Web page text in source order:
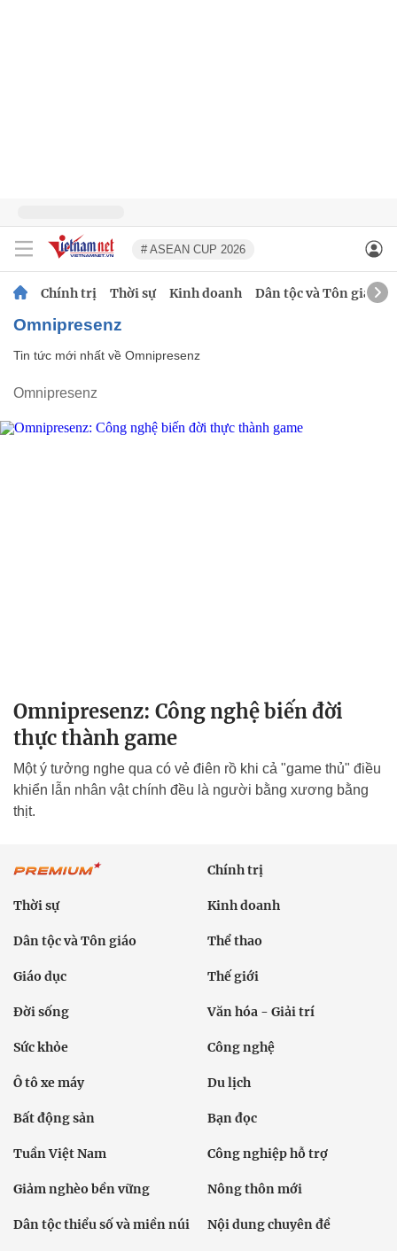
# ASEAN CUP 2026
Chính trị Thời sự Kinh doanh Dân tộc và Tôn giáo
Omnipresenz
Tin tức mới nhất về Omnipresenz
Omnipresenz
Omnipresenz: Công nghệ biến đời
thực thành game
Một ý tưởng nghe qua có vẻ điên rồ khi cả "game thủ" điều
khiển lẫn nhân vật chính đều là người bằng xương bằng
thịt.
Chính trị
Thời sự Kinh doanh
Dân tộc và Tôn giáo Thể thao
Giáo dục Thế giới
Đời sống Văn hóa - Giải trí
Sức khỏe Công nghệ
Ô tô xe máy Du lịch
Bất động sản Bạn đọc
Tuần Việt Nam Công nghiệp hỗ trợ
Giảm nghèo bền vững Nông thôn mới
Dân tộc thiểu số và miền núi Nội dung chuyên đề